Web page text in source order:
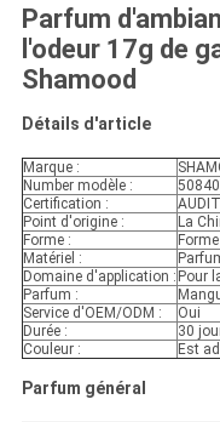
Parfum
l'odeur 17g de
Shamood
Détails d'article
Marque :
Number modèle :
Certification :
Point d'origine :
La
Forme :
Matériel :
Domaine d'application : Pour
Parfum :
Service d'OEM/ODM :
Oui
Durée :
30
Couleur :
Est
Parfum général